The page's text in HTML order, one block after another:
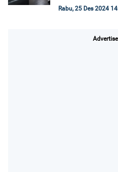
Rabu, 25 Des 2024